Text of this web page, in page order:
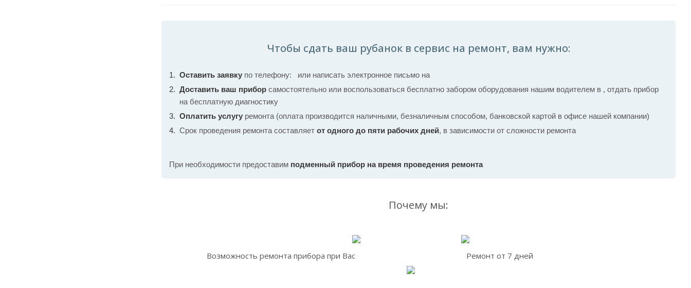
Чтобы сдать ваш рубанок в сервис на ремонт, вам нужно:
Оставить заявку по телефону:
или написать электронное письмо на
Доставить ваш прибор самостоятельно или воспользоваться бесплатно забором оборудования нашим водителем в , отдать прибор
на бесплатную диагностику
Оплатить услугу ремонта (оплата производится наличными, безналичным способом, банковской картой в офисе нашей компании)
Срок проведения ремонта составляет от одного до пяти рабочих дней, в зависимости от сложности ремонта
При необходимости предоставим подменный прибор на время проведения ремонта
Почему мы:
Возможность ремонта прибора при Вас Ремонт от 7 дней